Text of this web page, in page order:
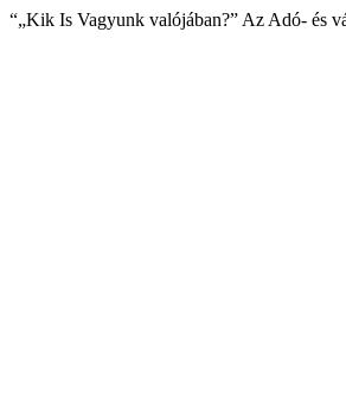
“„Kik Is Vagyunk valójában?” Az Adó- és